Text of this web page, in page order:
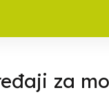
za